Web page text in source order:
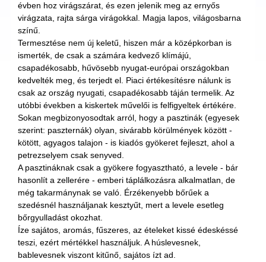
évben hoz virágszárat, és ezen jelenik meg az ernyős
virágzata, rajta sárga virágokkal. Magja lapos, világosbarna
színű.
Termesztése nem új keletű, hiszen már a középkorban is
ismerték, de csak a számára kedvező klímájú,
csapadékosabb, hűvösebb nyugat-európai országokban
kedvelték meg, és terjedt el. Piaci értékesítésre nálunk is
csak az ország nyugati, csapadékosabb táján termelik. Az
utóbbi években a kiskertek művelői is felfigyeltek értékére.
Sokan megbizonyosodtak arról, hogy a pasztinák (egyesek
szerint: paszternák) olyan, sivárabb körülmények között -
kötött, agyagos talajon - is kiadós gyökeret fejleszt, ahol a
petrezselyem csak senyved.
A pasztináknak csak a gyökere fogyasztható, a levele - bár
hasonlít a zellerére - emberi táplálkozásra alkalmatlan, de
még takarmánynak se való. Érzékenyebb bőrűek a
szedésnél használjanak kesztyűt, mert a levele esetleg
bőrgyulladást okozhat.
Íze sajátos, aromás, fűszeres, az ételeket kissé édeskéssé
teszi, ezért mértékkel használjuk. A húslevesnek,
bablevesnek viszont kitűnő, sajátos ízt ad.